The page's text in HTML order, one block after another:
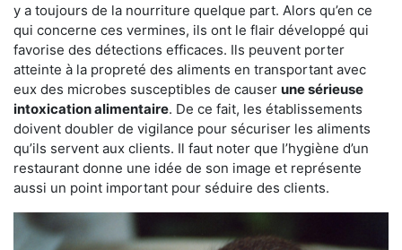
y a toujours de la nourriture quelque part. Alors qu’en ce
qui concerne ces vermines, ils ont le flair développé qui
favorise des détections efficaces. Ils peuvent porter
atteinte à la propreté des aliments en transportant avec
eux des microbes susceptibles de causer une sérieuse
intoxication alimentaire. De ce fait, les établissements
doivent doubler de vigilance pour sécuriser les aliments
qu’ils servent aux clients. Il faut noter que l’hygiène d’un
restaurant donne une idée de son image et représente
aussi un point important pour séduire des clients.